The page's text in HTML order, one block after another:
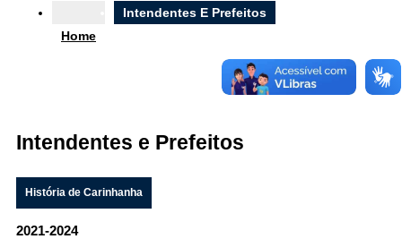
Ouvidoria
e-SIC
Filtrar por todos
Acesso à Informação
Cidadão
Empresas
Home
Intendentes E Prefeitos
Intendentes e Prefeitos
História de Carinhanha
2021-2024